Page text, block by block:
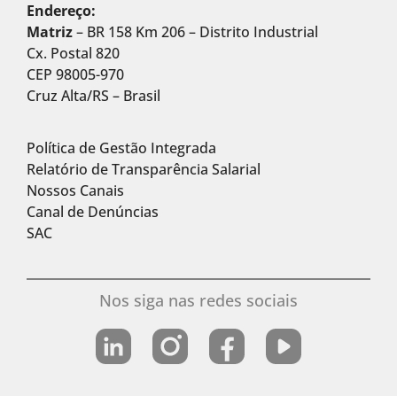
Endereço:
Matriz– BR 158 Km 206 – Distrito Industrial
Cx. Postal 820
CEP 98005-970
Cruz Alta/RS – Brasil
Política de Gestão Integrada
Relatório de Transparência Salarial
Nossos Canais
Canal de Denúncias
SAC
Nos siga nas redes sociais